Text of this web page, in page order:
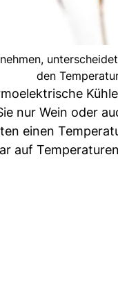
den
nur Wein oder
einen
auf